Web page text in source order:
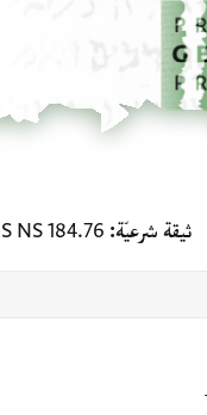
ثيقة شرعيّة NS 184.76